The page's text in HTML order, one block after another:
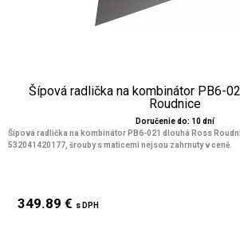
Šípová radlička na kombinátor PB6-
Roudnice
Doručenie do: 10 dní
Šípová radlička na kombinátor PB6-021 dlouhá Ross
532041420177, šrouby s maticemi nejsou zahrnuty v ceně.
349.89 € s DPH